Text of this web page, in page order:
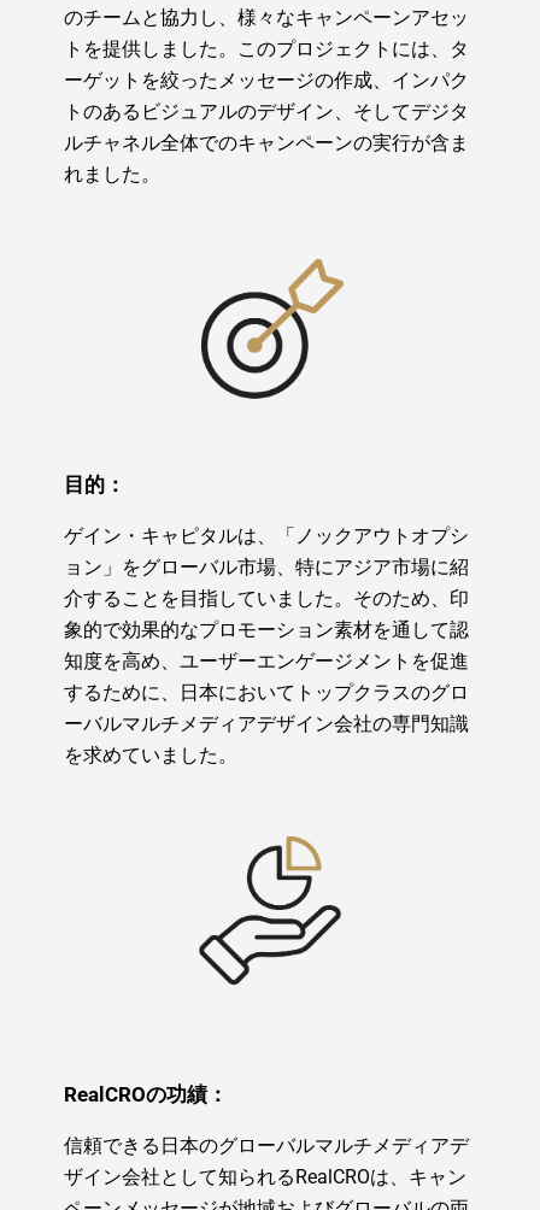
のチームと協力し、様々なキャンペーンアセッ
トを提供しました。このプロジェクトには、タ
ーゲットを絞ったメッセージの作成、インパク
トのあるビジュアルのデザイン、そしてデジタ
ルチャネル全体でのキャンペーンの実行が含ま
れました。
目的：
ゲイン・キャピタルは、「ノックアウトオプシ
ョン」をグローバル市場、特にアジア市場に紹
介することを目指していました。そのため、印
象的で効果的なプロモーション素材を通して認
知度を高め、ユーザーエンゲージメントを促進
するために、日本においてトップクラスのグロ
ーバルマルチメディアデザイン会社の専門知識
を求めていました。
RealCROの功績：
信頼できる日本のグローバルマルチメディアデ
ザイン会社として知られるRealCROは、キャン